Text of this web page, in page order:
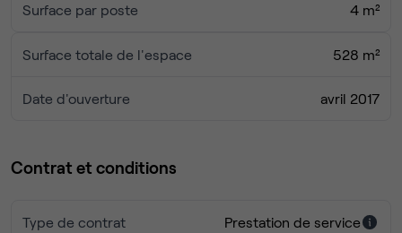
Surface par poste 4 m²
Surface totale de l'espace 528 m²
Date d'ouverture avril 2017
Contrat et conditions
Type de contrat Prestation de service